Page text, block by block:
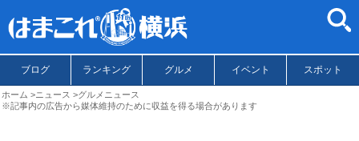
ブログ ランキング グルメ イベント スポット
ホーム ニュース
グルメニュース
※記事内の広告から媒体維持のために収益を得る場合があります